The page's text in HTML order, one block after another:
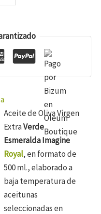
Aceite de Oliva Virgen
ExtraVerde
Esmeralda Imagine
Royal, en formato de
500 ml., elaborado a
baja temperatura de
aceitunas
seleccionadas en